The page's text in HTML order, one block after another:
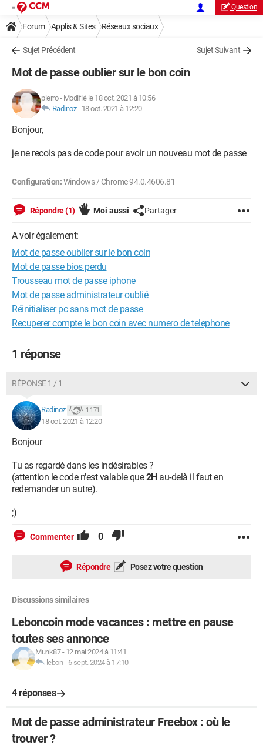
Question
Forum Applis & Sites Réseaux sociaux
Sujet Précédent Sujet Suivant
Mot de passe oublier sur le bon coin
pierro- Modifié le 18 oct. 2021 à 10:56
Radinoz- 18 oct. 2021 à 12:20
Bonjour,
je ne recois pas de code pour avoir un nouveau mot de passe
Configuration:Windows / Chrome 94.0.4606.81
Répondre (1) Moi aussi Partager
A voir également:
Mot de passe oublier sur le bon coin
Mot de passe bios perdu
Trousseau mot de passe iphone
Mot de passe administrateur oublié
Réinitialiser pc sans mot de passe
Recuperer compte le bon coin avec numero de telephone
1 réponse
RÉPONSE 1 / 1
Radinoz 1 171
18 oct. 2021 à 12:20
Bonjour
Tu as regardé dans les indésirables ?
(attention le code n'est valable que2Hau-delà il faut en
redemander un autre).
;)
Commenter 0
Répondre Posez votre question
Discussions similaires
Leboncoin mode vacances : mettre en pause
toutes ses annonce
Munk87- 12 mai 2024 à 11:41
lebon- 6 sept. 2024 à 17:10
4 réponses
Mot de passe administrateur Freebox : où le
trouver ?